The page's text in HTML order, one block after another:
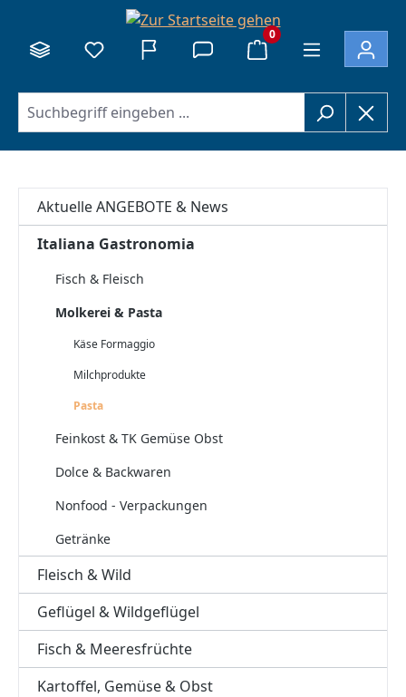
0
Aktuelle ANGEBOTE & News
Italiana Gastronomia
Fisch & Fleisch
Molkerei & Pasta
Käse Formaggio
Milchprodukte
Pasta
Feinkost & TK Gemüse Obst
Dolce & Backwaren
Nonfood - Verpackungen
Getränke
Fleisch & Wild
Geflügel & Wildgeflügel
Fisch & Meeresfrüchte
Kartoffel, Gemüse & Obst